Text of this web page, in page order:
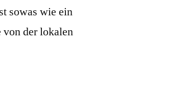
sowas wie ein
von der lokalen